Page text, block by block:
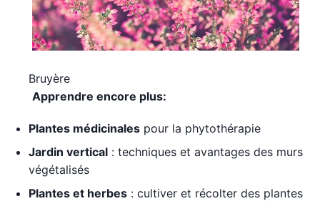
Bruyère
Apprendre encore plus:
Plantes médicinales pour la phytothérapie
Jardin vertical : techniques et avantages des murs
végétalisés
Plantes et herbes : cultiver et récolter des plantes